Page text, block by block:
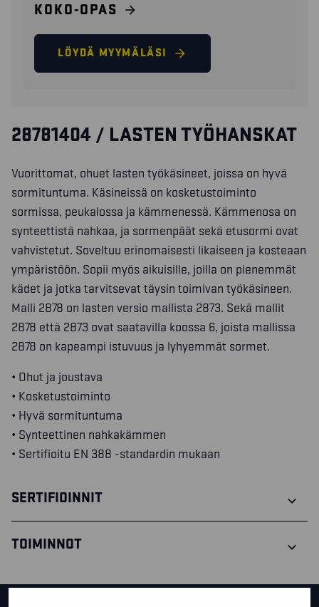
KOKO-OPAS
LÖYDÄ MYYMÄLÄSI
28781404 / LASTEN TYÖHANSKAT
Vuorittomat, ohuet lasten työkäsineet, joissa on hyvä
sormituntuma. Käsineissä on kosketustoiminto
sormissa, peukalossa ja kämmenessä. Kämmenosa on
synteettistä nahkaa, ja sormenpäät sekä etusormi ovat
vahvistetut. Soveltuu erinomaisesti likaiseen ja kosteaan
ympäristöön. Sopii myös aikuisille, joilla on pienemmät
kädet ja jotka tarvitsevat täysin toimivan työkäsineen.
Malli 2878 on lasten versio mallista 2873. Sekä mallit
2878 että 2873 ovat saatavilla koossa 6, joista mallissa
2878 on kapeampi istuvuus ja lyhyemmät sormet.
• Ohut ja joustava
• Kosketustoiminto
• Hyvä sormituntuma
• Synteettinen nahkakämmen
• Sertifioitu EN 388 -standardin mukaan
SERTIFIOINNIT
TOIMINNOT